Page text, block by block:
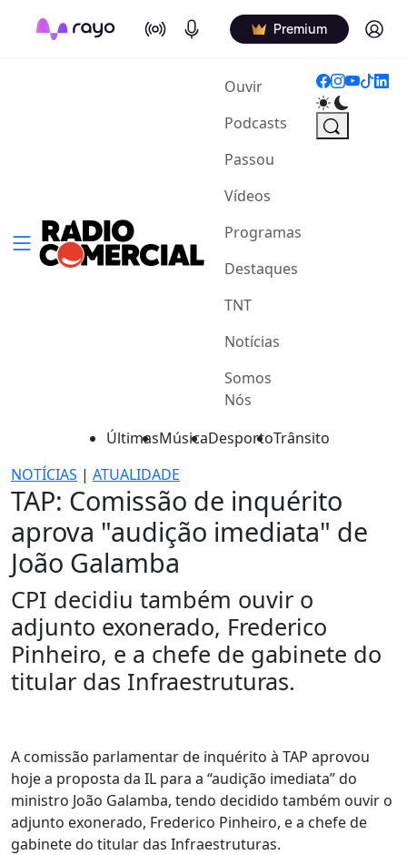
On Air Podcasts Premium Log in
Ouvir(current)
Podcasts
Passou
Vídeos
Programas
Destaques
TNT
Notícias
Somos
Nós
ÚltimasMúsicaDesportoTrânsito
NOTÍCIAS | ATUALIDADE
TAP: Comissão de inquérito
aprova "audição imediata" de
João Galamba
CPI decidiu também ouvir o
adjunto exonerado, Frederico
Pinheiro, e a chefe de gabinete do
titular das Infraestruturas.
A comissão parlamentar de inquérito à TAP aprovou
hoje a proposta da IL para a “audição imediata” do
ministro João Galamba, tendo decidido também ouvir o
adjunto exonerado, Frederico Pinheiro, e a chefe de
gabinete do titular das Infraestruturas.